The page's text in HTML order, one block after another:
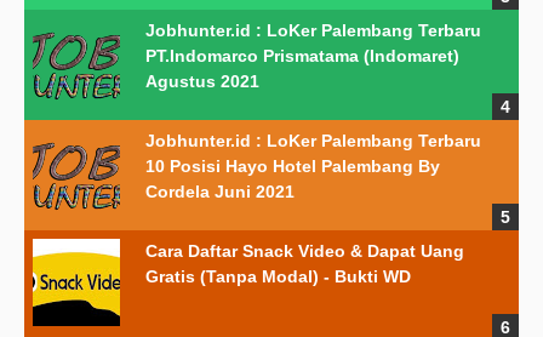
Jobhunter.id : LoKer Palembang Terbaru
PT.Indomarco Prismatama (Indomaret)
Agustus 2021
Jobhunter.id : LoKer Palembang Terbaru
10 Posisi Hayo Hotel Palembang By
Cordela Juni 2021
Cara Daftar Snack Video & Dapat Uang
Gratis (Tanpa Modal) - Bukti WD